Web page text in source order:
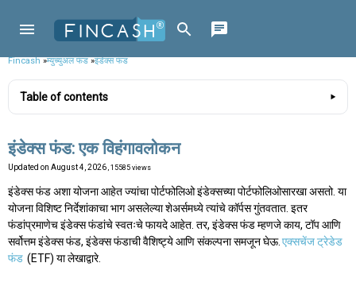
Fincash»म्युच्युअल फंड»इंडेक्स फंड
Table of contents
इंडेक्स फंड: एक विहंगावलोकन
Updated on August 4, 2026 , 15585 views
इंडेक्स फंड अशा योजना आहेत ज्यांचा पोर्टफोलिओ इंडेक्सच्या पोर्टफोलिओसारखा असतो. या
योजना विशिष्ट निर्देशांकाचा भाग असलेल्या शेअर्समध्ये त्यांचे कॉर्पस गुंतवतात. इतर
फंडांप्रमाणेच इंडेक्स फंडांचे स्वतःचे फायदे आहेत. तर, इंडेक्स फंड म्हणजे काय, टॉप आणि
सर्वोत्तम इंडेक्स फंड, इंडेक्स फंडाची वैशिष्ट्ये आणि संकल्पना समजून घेऊ.एक्सचेंज ट्रेडेड
फंड (ETF) या लेखाद्वारे.